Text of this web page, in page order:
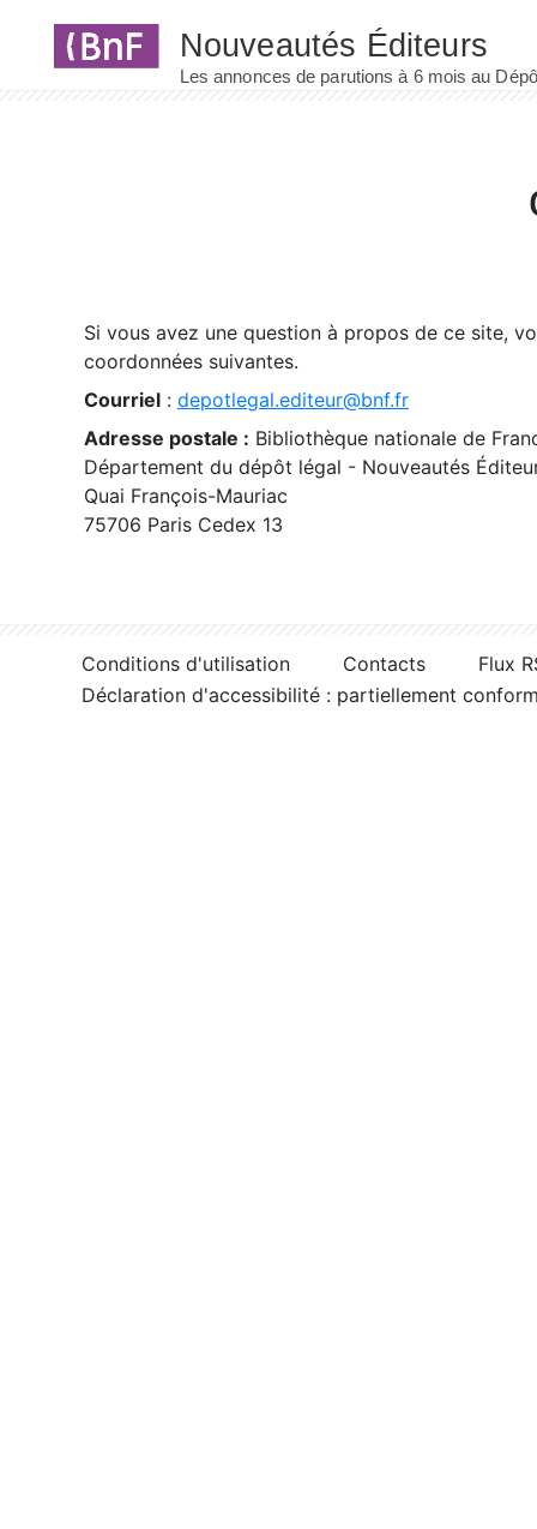
Si vous avez une question à propos de ce site,
coordonnées suivantes.
Courriel : depotlegal.editeur@bnf.fr
Adresse postale : Bibliothèque nationale de
Département du dépôt légal - Nouveautés
Quai François-Mauriac
75706 Paris Cedex 13
Conditions d'utilisation Contacts
Flux
Déclaration d'accessibilité : partiellement